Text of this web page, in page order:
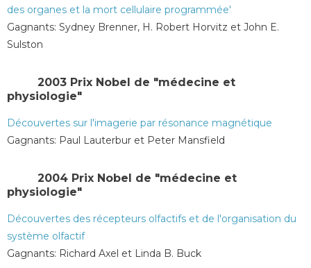
des organes et la mort cellulaire programmée'
Gagnants: Sydney Brenner, H. Robert Horvitz et John E.
Sulston
2003 Prix Nobel de "médecine et
physiologie"
Découvertes sur l'imagerie par résonance magnétique
Gagnants: Paul Lauterbur et Peter Mansfield
2004 Prix Nobel de "médecine et
physiologie"
Découvertes des récepteurs olfactifs et de l'organisation du
système olfactif
Gagnants: Richard Axel et Linda B. Buck